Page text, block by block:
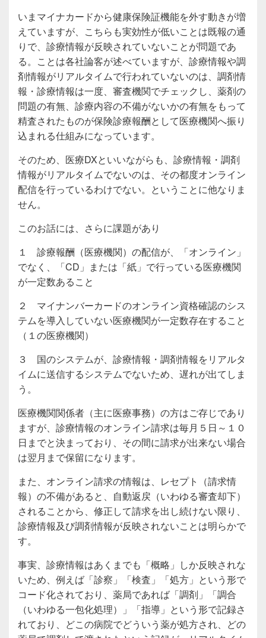
いまマイナカードから健康保険証機能を外す動きが増
えていますが、こちらも実効性が低いことは既報の通
りで、診療情報が反映されていないことが問題であ
る。ことは各社論客が述べていますが、診療情報や調
剤情報がリアルタイムで行われていないのは、調剤情
報・診療情報は一度、審査機関でチェックし、薬剤の
問題の有無、診療内容の不備がないかの有無をもって
精査されたものが保険診療報酬として医療機関へ振り
込まれる仕組みになっています。
そのため、医療DXといいながらも、診療情報・調剤
情報がリアルタイムでないのは、その都度オンライン
配信を行っているわけでない。ということに他なりま
せん。
このお話には、さらに課題があり
１ 診療報酬（医療機関）の配信が、「オンライン」
でなく、「CD」または「紙」で行っている医療機関
が一定数あること
２ マイナンバーカードのオンライン資格確認のシス
テムを導入していない医療機関が一定数存在すること
（１の医療機関）
３ 国のシステムが、診療情報・調剤情報をリアルタ
イムに送信するシステムでないため、遅れが出てしま
う。
医療機関関係者（主に医療事務）の方はご存じであり
ますが、診療情報のオンライン請求は毎月５日～１０
日までと決まっており、その間に請求が出来ない場合
は翌月まで保留になります。
また、オンライン請求の情報は、レセプト（請求情
報）の不備があると、自動返戻（いわゆる審査却下）
されることから、修正して請求を出し続けない限り、
診療情報及び調剤情報が反映されないことは明らかで
す。
事実、診療情報はあくまでも「概略」しか反映されな
いため、例えば「診察」「検査」「処方」という形で
コード化されており、薬局であれば「調剤」「調合
（いわゆる一包化処理）」「指導」という形で記録さ
れており、どこの病院でどういう薬が処方され、どの